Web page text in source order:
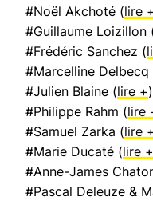
#Noël Akchoté (lire +
#Guillaume Loizillon
#Frédéric Sanchez (
#Marcelline Delbecq
#Julien Blaine (lire +)
#Philippe Rahm (lire
#Samuel Zarka (lire +
#Marie Ducaté (lire +
#Anne-James
#Pascal Deleuze &